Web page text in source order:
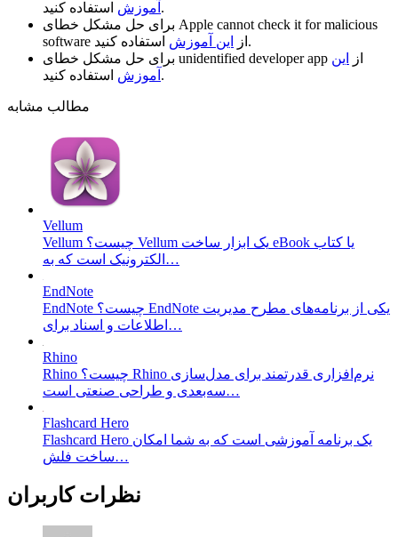
آموزش استفاده کنید.
Apple cannot check it for malicious
software
از این آموزش
استفاده کنید.
unidentified developer app از
این
آموزش استفاده کنید.
مطالب مشابه
Vellum
Vellum چیست؟ Vellum یک ابزار ساخت eBook یا کتاب
الکترونیک است که به…
EndNote
EndNote چیست؟ EndNote یکی از برنامه‌های مطرح مدیریت
اطلاعات و اسناد برای…
Rhino
Rhino چیست؟ Rhino نرم‌افزاری قدرتمند برای مدل‌سازی
سه‌بعدی و طراحی صنعتی است…
Flashcard Hero
Flashcard Hero یک برنامه آموزشی است که به شما امکان
ساخت فلش…
نظرات کاربران